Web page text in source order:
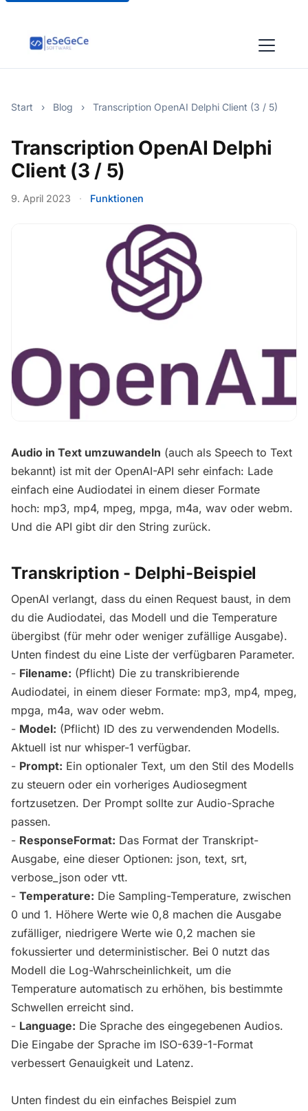
Start › Blog › Transcription OpenAI Delphi Client (3 / 5)
Transcription OpenAI Delphi
Client (3 / 5)
9. April 2023 · Funktionen
Audio in Text umzuwandeln (auch als Speech to Text
bekannt) ist mit der OpenAI-API sehr einfach: Lade
einfach eine Audiodatei in einem dieser Formate
hoch: mp3, mp4, mpeg, mpga, m4a, wav oder webm.
Und die API gibt dir den String zurück.
Transkription - Delphi-Beispiel
OpenAI verlangt, dass du einen Request baust, in dem
du die Audiodatei, das Modell und die Temperature
übergibst (für mehr oder weniger zufällige Ausgabe).
Unten findest du eine Liste der verfügbaren Parameter.
- Filename: (Pflicht) Die zu transkribierende
Audiodatei, in einem dieser Formate: mp3, mp4, mpeg,
mpga, m4a, wav oder webm.
- Model: (Pflicht) ID des zu verwendenden Modells.
Aktuell ist nur whisper-1 verfügbar.
- Prompt: Ein optionaler Text, um den Stil des Modells
zu steuern oder ein vorheriges Audiosegment
fortzusetzen. Der Prompt sollte zur Audio-Sprache
passen.
- ResponseFormat: Das Format der Transkript-
Ausgabe, eine dieser Optionen: json, text, srt,
verbose_json oder vtt.
- Temperature: Die Sampling-Temperature, zwischen
0 und 1. Höhere Werte wie 0,8 machen die Ausgabe
zufälliger, niedrigere Werte wie 0,2 machen sie
fokussierter und deterministischer. Bei 0 nutzt das
Modell die Log-Wahrscheinlichkeit, um die
Temperature automatisch zu erhöhen, bis bestimmte
Schwellen erreicht sind.
- Language: Die Sprache des eingegebenen Audios.
Die Eingabe der Sprache im ISO-639-1-Format
verbessert Genauigkeit und Latenz.
Unten findest du ein einfaches Beispiel zum